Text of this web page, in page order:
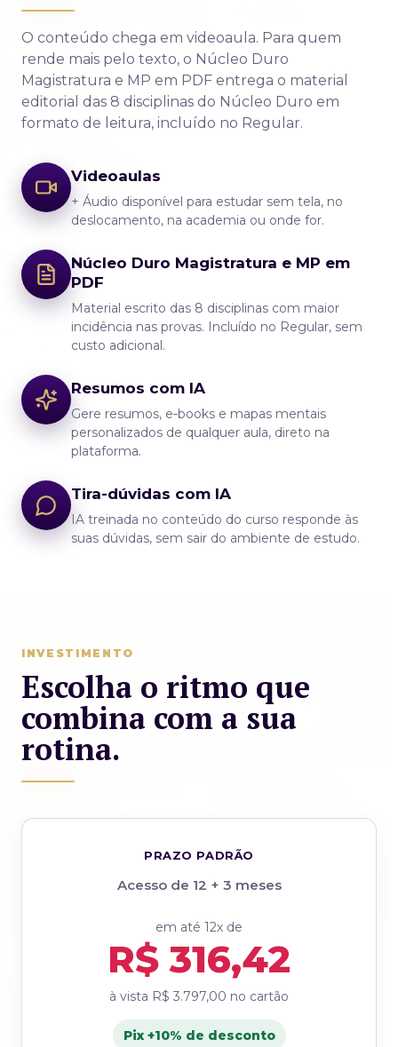
O conteúdo chega em videoaula. Para quem
rende mais pelo texto, o Núcleo Duro
Magistratura e MP em PDF entrega o material
editorial das 8 disciplinas do Núcleo Duro em
formato de leitura, incluído no Regular.
Videoaulas
+ Áudio disponível para estudar sem tela, no
deslocamento, na academia ou onde for.
Núcleo Duro Magistratura e MP em
PDF
Material escrito das 8 disciplinas com maior
incidência nas provas. Incluído no Regular, sem
custo adicional.
Resumos com IA
Gere resumos, e‑books e mapas mentais
personalizados de qualquer aula, direto na
plataforma.
Tira-dúvidas com IA
IA treinada no conteúdo do curso responde às
suas dúvidas, sem sair do ambiente de estudo.
INVESTIMENTO
Escolha o ritmo que
combina com a sua
rotina.
PRAZO PADRÃO
Acesso de 12 + 3 meses
em até 12x de
R$ 316,42
à vista R$ 3.797,00 no cartão
Pix +10% de desconto